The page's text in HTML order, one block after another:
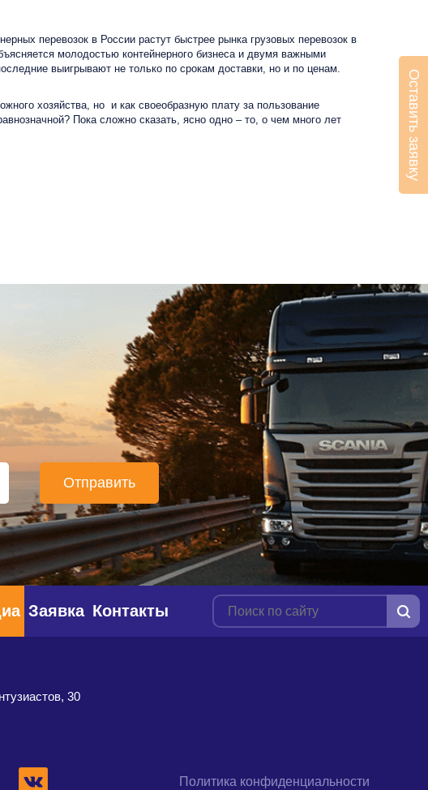
перевозок в России растут быстрее рынка грузовых перевозок в
молодостью контейнерного бизнеса и двумя важными
выигрывают не только по срокам доставки, но и по ценам.
хозяйства, но и как своеобразную плату за пользование
Пока сложно сказать, ясно одно – то, о чем много лет
Заявка Контакты
30
Политика конфиденциальности
Оставить заявку